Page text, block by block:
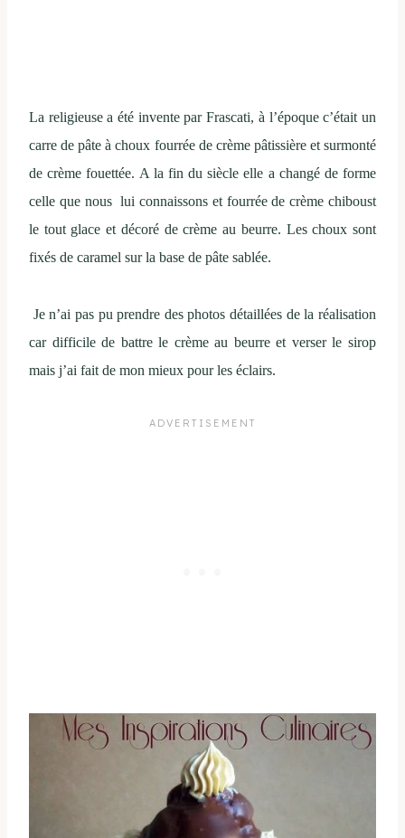
La religieuse a été invente par Frascati, à l’époque c’était un
carre de pâte à choux fourrée de crème pâtissière et surmonté
de crème fouettée. A la fin du siècle elle a changé de forme
celle que nous lui connaissons et fourrée de crème chiboust
le tout glace et décoré de crème au beurre. Les choux sont
fixés de caramel sur la base de pâte sablée.
Je n’ai pas pu prendre des photos détaillées de la réalisation
car difficile de battre le crème au beurre et verser le sirop
mais j’ai fait de mon mieux pour les éclairs.